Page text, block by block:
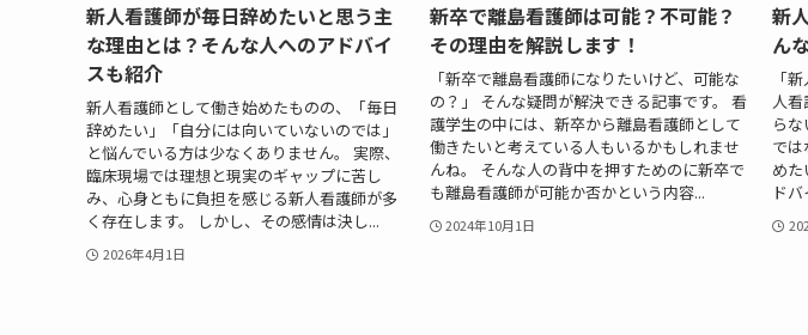
新人看護師が毎日辞めたいと思う主
な理由とは？そんな人へのアドバイ
スも紹介
新人看護師として働き始めたものの、「毎日
辞めたい」「自分には向いていないのでは」
と悩んでいる方は少なくありません。 実際、
臨床現場では理想と現実のギャップに苦し
み、心身ともに負担を感じる新人看護師が多
く存在します。 しかし、その感情は決し...
2026年4月1日
新卒で離島看護師は可能？不可能？
その理由を解説します！
「新卒で離島看護師になりたいけど、可能な
の？」 そんな疑問が解決できる記事です。 看
護学生の中には、新卒から離島看護師として
働きたいと考えている人もいるかもしれませ
んね。 そんな人の背中を押すためのに新卒で
も離島看護師が可能か否かという内容...
2024年10月1日
新
ん
「
人
ら
で
め
ド